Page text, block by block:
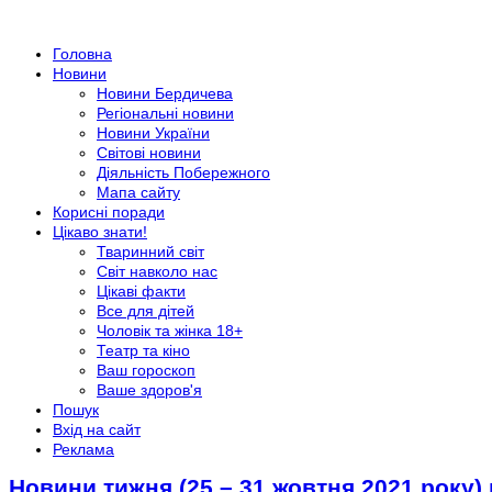
Головна
Новини
Новини Бердичева
Регіональні новини
Новини України
Світові новини
Діяльність Побережного
Мапа сайту
Корисні поради
Цікаво знати!
Тваринний світ
Світ навколо нас
Цікаві факти
Все для дітей
Чоловік та жінка 18+
Театр та кіно
Ваш гороскоп
Ваше здоров'я
Пошук
Вхід на сайт
Реклама